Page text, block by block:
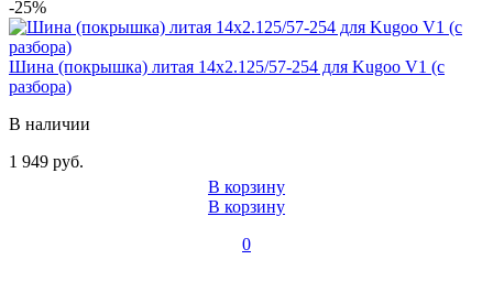
-25%
Шина (покрышка) литая 14x2.125/57-254 для Kugoo V1 (с
разбора)
В наличии
1 949 руб.
В корзину
В корзину
0